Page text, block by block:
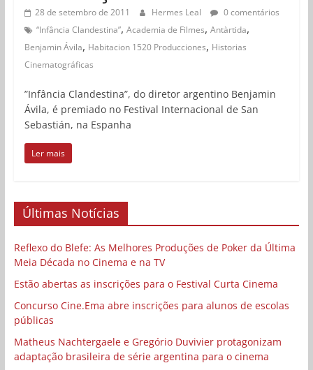
28 de setembro de 2011 Hermes Leal
0 comentários
“Infância Clandestina”, Academia de Filmes, Antàrtida,
Benjamin Ávila, Habitacion 1520 Producciones, Historias
Cinematográficas
”Infância Clandestina”, do diretor argentino Benjamin
Ávila, é premiado no Festival Internacional de San
Sebastián, na Espanha
Ler mais
Últimas Notícias
Reflexo do Blefe: As Melhores Produções de Poker da Última
Meia Década no Cinema e na TV
Estão abertas as inscrições para o Festival Curta Cinema
Concurso Cine.Ema abre inscrições para alunos de escolas
públicas
Matheus Nachtergaele e Gregório Duvivier protagonizam
adaptação brasileira de série argentina para o cinema